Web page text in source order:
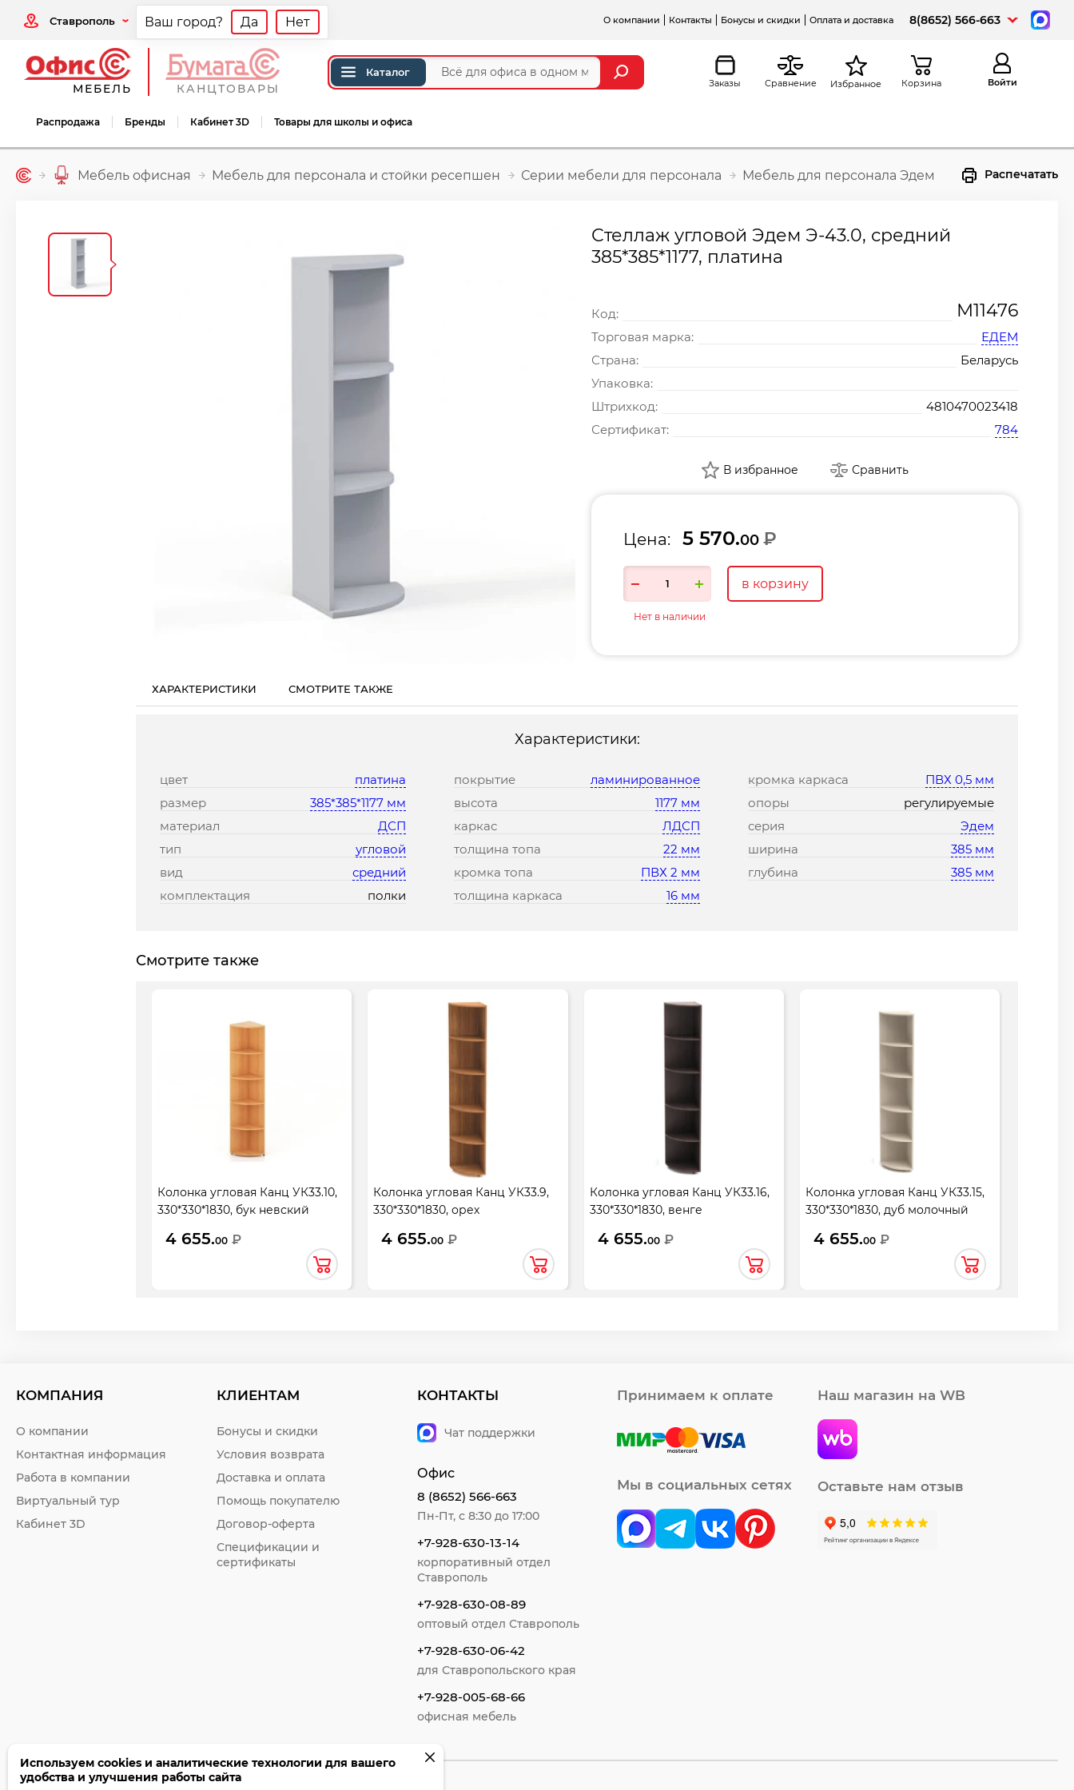
Ставрополь Ваш город? Да Нет О компании Контакты Бонусы и скидки Оплата и доставка 8(8652) 566-663
МЕБЕЛЬ КАНЦТОВАРЫ
Каталог
Заказы Сравнение Избранное Корзина Войти
Распродажа Бренды Кабинет 3D Товары для школы и офиса
Мебель офисная Мебель для персонала и стойки ресепшен Серии мебели для персонала Мебель для персонала Эдем Распечатать
Стеллаж угловой Эдем Э-43.0, средний
385*385*1177, платина
Код: М11476
Торговая марка:
ЕДЕМ
Страна:
Беларусь
Упаковка:
Штрихкод:
4810470023418
Сертификат:
784
В избранное Сравнить
Цена: 5 570.00 ₽
в корзину
Нет в наличии
ХАРАКТЕРИСТИКИ СМОТРИТЕ ТАКЖЕ
Характеристики:
цвет
платина
размер
385*385*1177 мм
материал
ДСП
тип
угловой
вид
средний
комплектация
полки
покрытие
ламинированное
высота
1177 мм
каркас
ЛДСП
толщина топа
22 мм
кромка топа
ПВХ 2 мм
толщина каркаса
16 мм
кромка каркаса
ПВХ 0,5 мм
опоры
регулируемые
серия
Эдем
ширина
385 мм
глубина
385 мм
Смотрите также
Колонка угловая Канц УК33.10,
330*330*1830, бук невский
4 655.00 ₽
Колонка угловая Канц УК33.9,
330*330*1830, орех
4 655.00 ₽
Колонка угловая Канц УК33.16,
330*330*1830, венге
4 655.00 ₽
Колонка угловая Канц УК33.15,
330*330*1830, дуб молочный
4 655.00 ₽
КОМПАНИЯ
О компании
Контактная информация
Работа в компании
Виртуальный тур
Кабинет 3D
КЛИЕНТАМ
Бонусы и скидки
Условия возврата
Доставка и оплата
Помощь покупателю
Договор-оферта
Спецификации и
сертификаты
КОНТАКТЫ
Чат поддержки
Офис
8 (8652) 566-663
Пн-Пт, с 8:30 до 17:00
+7-928-630-13-14
корпоративный отдел
Ставрополь
+7-928-630-08-89
оптовый отдел Ставрополь
+7-928-630-06-42
для Ставропольского края
+7-928-005-68-66
офисная мебель
Принимаем к оплате
Мы в социальных сетях
Наш магазин на WB
Оставьте нам отзыв
Используем cookies и аналитические технологии для вашего
удобства и улучшения работы сайта